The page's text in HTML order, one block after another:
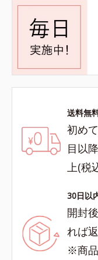
送料無
初め
目以
上(税
30日以
開封
れば
※商